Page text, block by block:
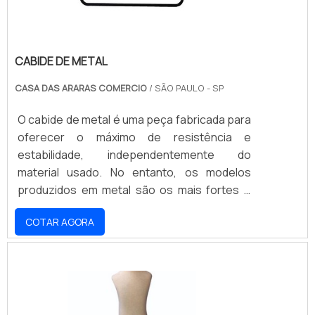
CABIDE DE METAL
CASA DAS ARARAS COMERCIO / SÃO PAULO - SP
O cabide de metal é uma peça fabricada para
oferecer o máximo de resistência e
estabilidade, independentemente do
material usado. No entanto, os modelos
produzidos em metal são os mais fortes e
seguros dentre as opções possíveis,
embora o seu valor seja um pouco maior em
comparação aos demais modelos. Contudo,
para quem precisa contar com um cabide de
resistência superior.Com estrutura
COTAR AGORA